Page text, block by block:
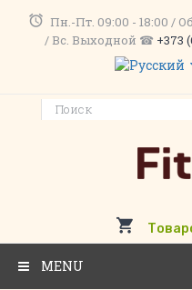
Пн.-Пт. 09:00 - 18:00 /
/ Вс. Выходной ☎ +373
MENU